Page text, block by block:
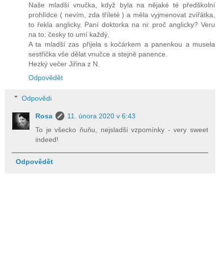
Naše mladší vnučka, když byla na nějaké té předškolní
prohlídce ( nevím, zda tříleté ) a měla vyjmenovat zvířátka,
to řekla anglicky. Paní doktorka na ni: proč anglicky? Veru
na to: česky to umí každý.
A ta mladší zas přijela s kočárkem a panenkou a musela
sestřička vše dělat vnučce a stejně panence.
Hezký večer Jiřina z N.
Odpovědět
Odpovědi
Rosa
11. února 2020 v 6:43
To je všecko ňuňu, nejsladší vzpomínky - very sweet
indeed!
Odpovědět